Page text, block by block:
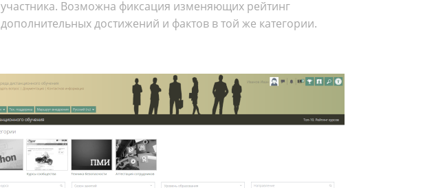
участника. Возможна фиксация изменяющих рейтинг
дополнительных достижений и фактов в той же категории.